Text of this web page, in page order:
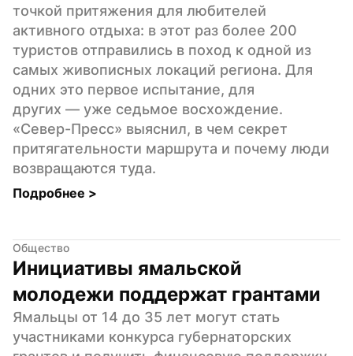
точкой притяжения для любителей
активного отдыха: в этот раз более 200
туристов отправились в поход к одной из
самых живописных локаций региона. Для
одних это первое испытание, для
других — уже седьмое восхождение.
«Север-Пресс» выяснил, в чем секрет
притягательности маршрута и почему люди
возвращаются туда.
Подробнее >
Общество
Инициативы ямальской
молодежи поддержат грантами
Ямальцы от 14 до 35 лет могут стать
участниками конкурса губернаторских